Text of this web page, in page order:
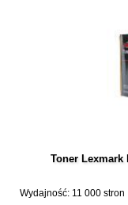
Toner Lexmark
Wydajność: 11 000 stron